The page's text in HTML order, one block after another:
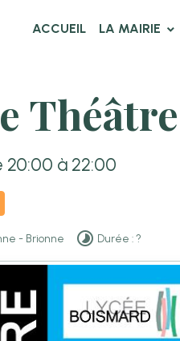
ACCUEIL LA MAIRIE
20:00 à 22:00
- Brionne Durée : ?